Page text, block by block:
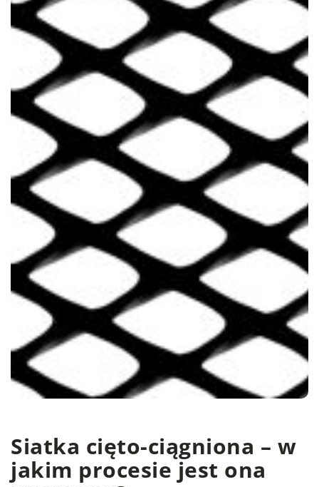
Siatka cięto-ciągniona – w
jakim procesie jest ona